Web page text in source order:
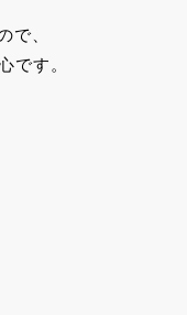
で、
です。